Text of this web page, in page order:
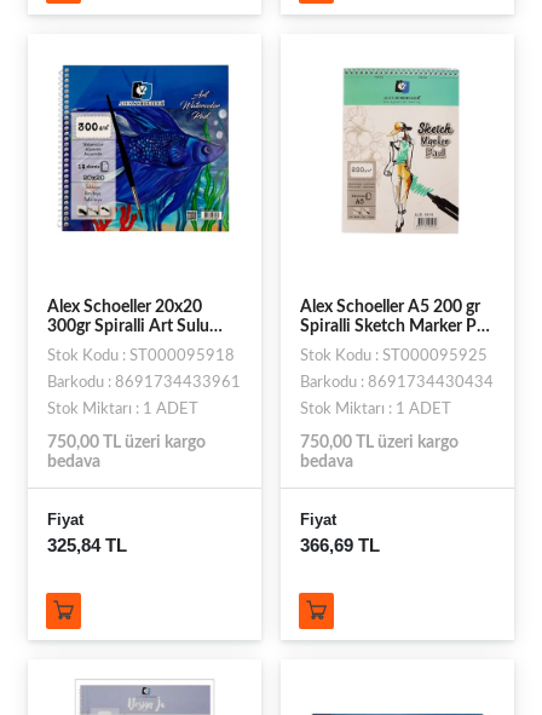
Alex Schoeller 20x20
300gr Spiralli Art Sulu
Boya Defteri ALX-3961
Stok Kodu : ST000095918
Barkodu : 8691734433961
Stok Miktarı : 1 ADET
750,00 TL üzeri kargo
bedava
Fiyat
325,84 TL
Alex Schoeller A5 200 gr
Spiralli Sketch Marker Pad
40lı ALX:0434
Stok Kodu : ST000095925
Barkodu : 8691734430434
Stok Miktarı : 1 ADET
750,00 TL üzeri kargo
bedava
Fiyat
366,69 TL